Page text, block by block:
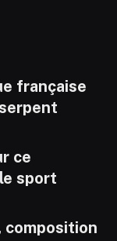
française
ce
sport
composition